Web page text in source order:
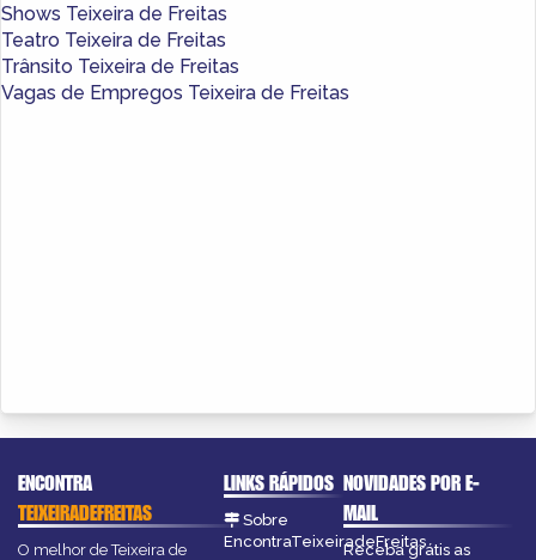
Shows Teixeira de Freitas
Teatro Teixeira de Freitas
Trânsito Teixeira de Freitas
Vagas de Empregos Teixeira de Freitas
ENCONTRA
TEIXEIRADEFREITAS
O melhor de Teixeira de
LINKS RÁPIDOS
Sobre
EncontraTeixeiradeFreitas
NOVIDADES POR E-
MAIL
Receba grátis as